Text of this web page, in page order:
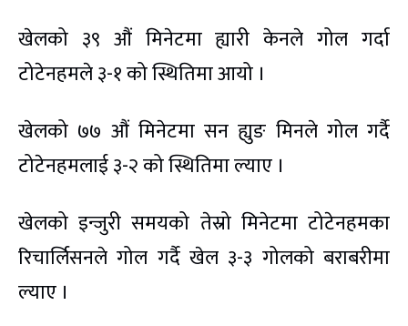
खेलको ३९ औं मिनेटमा ह्यारी केनले गोल गर्दा
टोटेनहमले ३-१ को स्थितिमा आयो ।
खेलको ७७ औं मिनेटमा सन ह्युङ मिनले गोल गर्दै
टोटेनहमलाई ३-२ को स्थितिमा ल्याए ।
खेलको इन्जुरी समयको तेस्रो मिनेटमा टोटेनहमका
रिचार्लिसनले गोल गर्दै खेल ३-३ गोलको बराबरीमा
ल्याए ।